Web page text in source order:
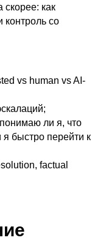
скорее: как
контроль со
vs human vs AI-
ли я, что
быстро перейти к
factual